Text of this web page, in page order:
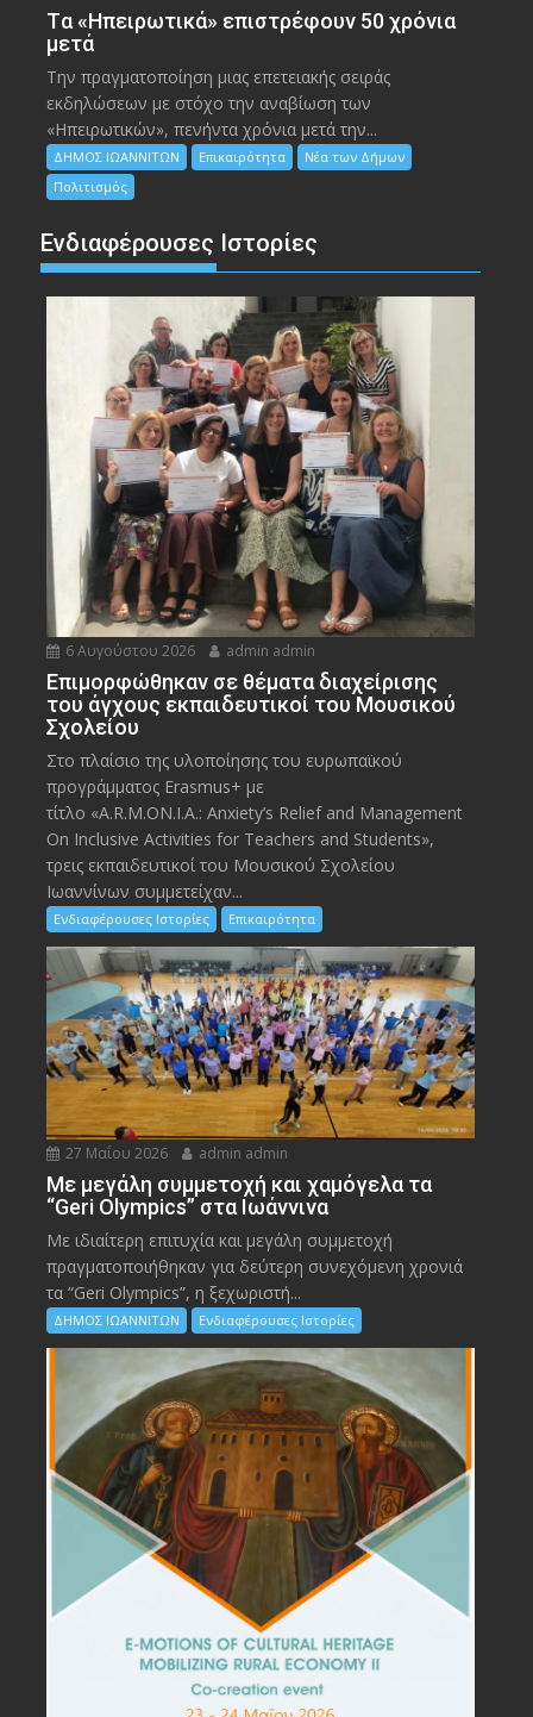
Tα «Ηπειρωτικά» επιστρέφουν 50 χρόνια
μετά
Την πραγματοποίηση μιας επετειακής σειράς
εκδηλώσεων με στόχο την αναβίωση των
«Ηπειρωτικών», πενήντα χρόνια μετά την...
ΔΗΜΟΣ ΙΩΑΝΝΙΤΩΝ Επικαιρότητα
Νέα των Δήμων
Πολιτισμός
Ενδιαφέρουσες Ιστορίες
6 Αυγούστου 2026 admin admin
Eπιμορφώθηκαν σε θέματα διαχείρισης
του άγχους εκπαιδευτικοί του Μουσικού
Σχολείου
Στο πλαίσιο της υλοποίησης του ευρωπαϊκού
προγράμματος Erasmus+ με
τίτλο «A.R.M.ON.I.A.: Anxiety’s Relief and Management
On Inclusive Activities for Teachers and Students»,
τρεις εκπαιδευτικοί του Μουσικού Σχολείου
Ιωαννίνων συμμετείχαν...
Ενδιαφέρουσες Ιστορίες Επικαιρότητα
27 Μαΐου 2026 admin admin
Με μεγάλη συμμετοχή και χαμόγελα τα
“Geri Olympics” στα Ιωάννινα
Με ιδιαίτερη επιτυχία και μεγάλη συμμετοχή
πραγματοποιήθηκαν για δεύτερη συνεχόμενη χρονιά
τα “Geri Olympics”, η ξεχωριστή...
ΔΗΜΟΣ ΙΩΑΝΝΙΤΩΝ Ενδιαφέρουσες Ιστορίες